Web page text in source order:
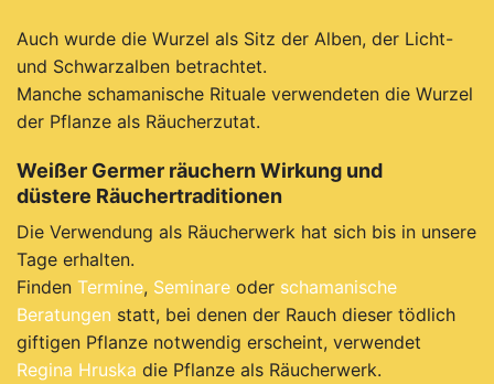
Auch wurde die Wurzel als Sitz der Alben, der Licht-
und Schwarzalben betrachtet.
Manche schamanische Rituale verwendeten die Wurzel
der Pflanze als Räucherzutat.
Weißer Germer räuchern Wirkung und
düstere Räuchertraditionen
Die Verwendung als Räucherwerk hat sich bis in unsere
Tage erhalten.
Finden Termine, Seminare oder schamanische
Beratungen statt, bei denen der Rauch dieser tödlich
giftigen Pflanze notwendig erscheint, verwendet
Regina Hruska die Pflanze als Räucherwerk.